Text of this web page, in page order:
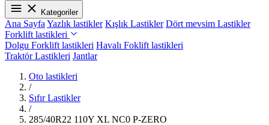
Kategoriler
Ana Sayfa Yazlık lastikler Kışlık Lastikler Dört mevsim Lastikler
Forklift lastikleri
Dolgu Forklift lastikleri Havalı Foklift lastikleri
Traktör Lastikleri Jantlar
Oto lastikleri
/
Sıfır Lastikler
/
285/40R22 110Y XL NC0 P-ZERO